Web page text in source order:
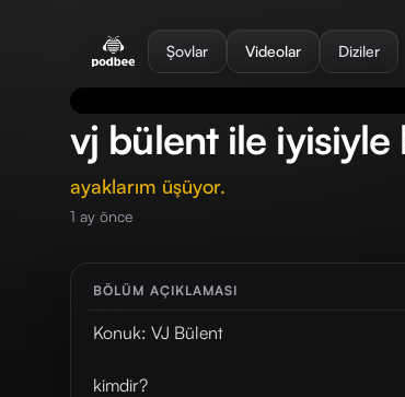
Şovlar Videolar Diziler
vj bülent ile iyisiyle
ayaklarım üşüyor.
1 ay önce
BÖLÜM AÇIKLAMASI
Konuk: VJ Bülent
kimdir?